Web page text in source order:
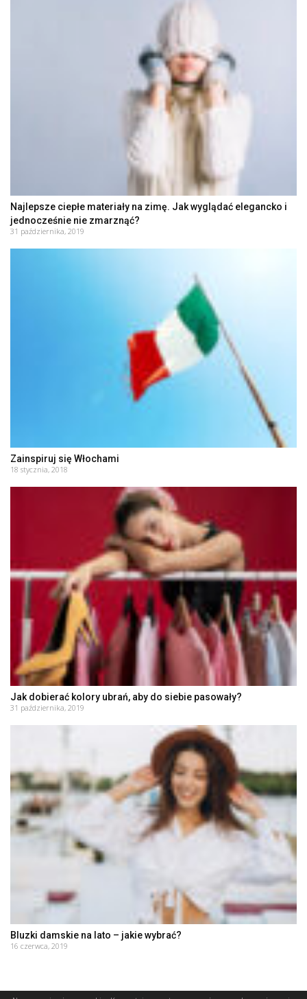
Najlepsze ciepłe materiały na zimę. Jak wyglądać elegancko i
jednocześnie nie zmarznąć?
31 października, 2019
Zainspiruj się Włochami
18 stycznia, 2018
Jak dobierać kolory ubrań, aby do siebie pasowały?
31 października, 2019
Bluzki damskie na lato – jakie wybrać?
16 czerwca, 2019